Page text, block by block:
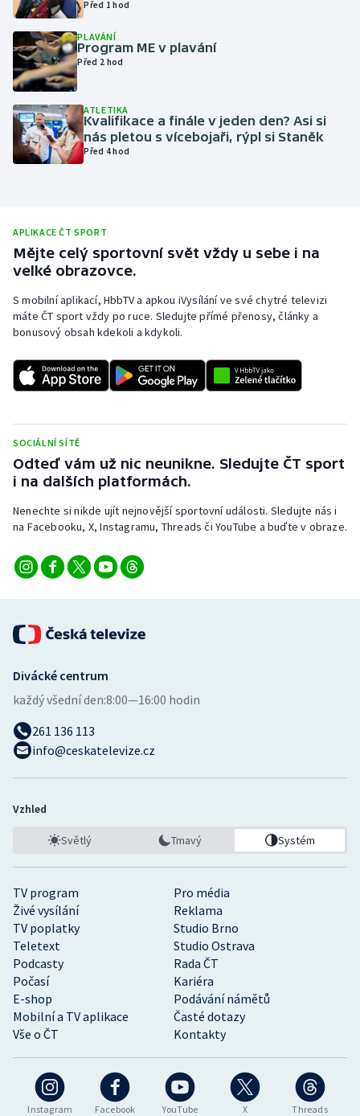
Motorsport
Olympijské hry
Plavání
Rychlobruslení
Rychlostní kanoistika
Short track
Sportovní střelba
Triatlon
Veslování
Vodní slalom
Volejbal
Ostatní
Před 1 hod
PLAVÁNÍ
Program ME v plavání
Před 2 hod
ATLETIKA
Kvalifikace a finále v jeden den? Asi si
nás pletou s vícebojaři, rýpl si Staněk
Před 4 hod
APLIKACE ČT SPORT
Mějte celý sportovní svět vždy u sebe i na
velké obrazovce.
S mobilní aplikací, HbbTV a apkou iVysílání ve své chytré televizi
máte ČT sport vždy po ruce. Sledujte přímé přenosy, články a
bonusový obsah kdekoli a kdykoli.
SOCIÁLNÍ SÍTĚ
Odteď vám už nic neunikne. Sledujte ČT sport
i na dalších platformách.
Nenechte si nikde ujít nejnovější sportovní události. Sledujte nás i
na Facebooku, X, Instagramu, Threads či YouTube a buďte v obraze.
Instagram Facebook YouTube X Threads
TV program
Pro média
Živé vysílání
Reklama
TV poplatky
Studio Brno
Teletext
Studio Ostrava
Podcasty
Rada ČT
Počasí
Kariéra
E-shop
Podávání námětů
Mobilní a TV aplikace
Časté dotazy
Vše o ČT
Kontakty
Divácké centrum
každý všední den:8:00—16:00 hodin
261 136 113
info@ceskatelevize.cz
Vzhled
Světlý Tmavý Systém